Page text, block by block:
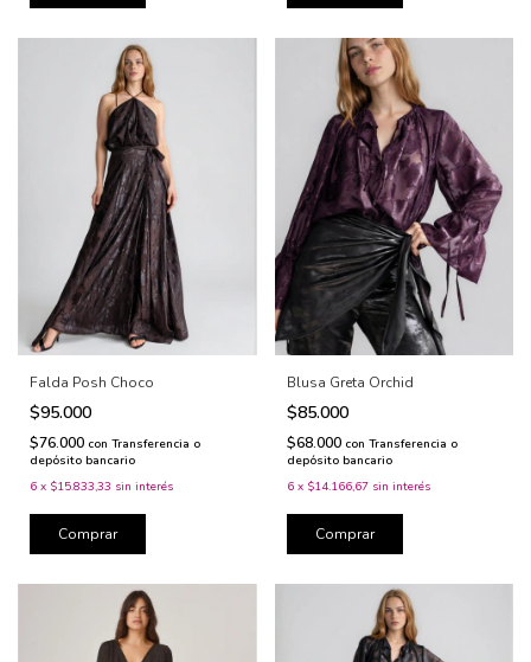
Falda Posh Choco
$95.000
$76.000 con Transferencia o
depósito bancario
6 x $15.833,33 sin interés
Comprar
Blusa Greta Orchid
$85.000
$68.000 con Transferencia o
depósito bancario
6 x $14.166,67 sin interés
Comprar